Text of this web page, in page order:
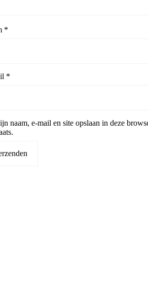
*
*
naam, e-mail en site opslaan in deze